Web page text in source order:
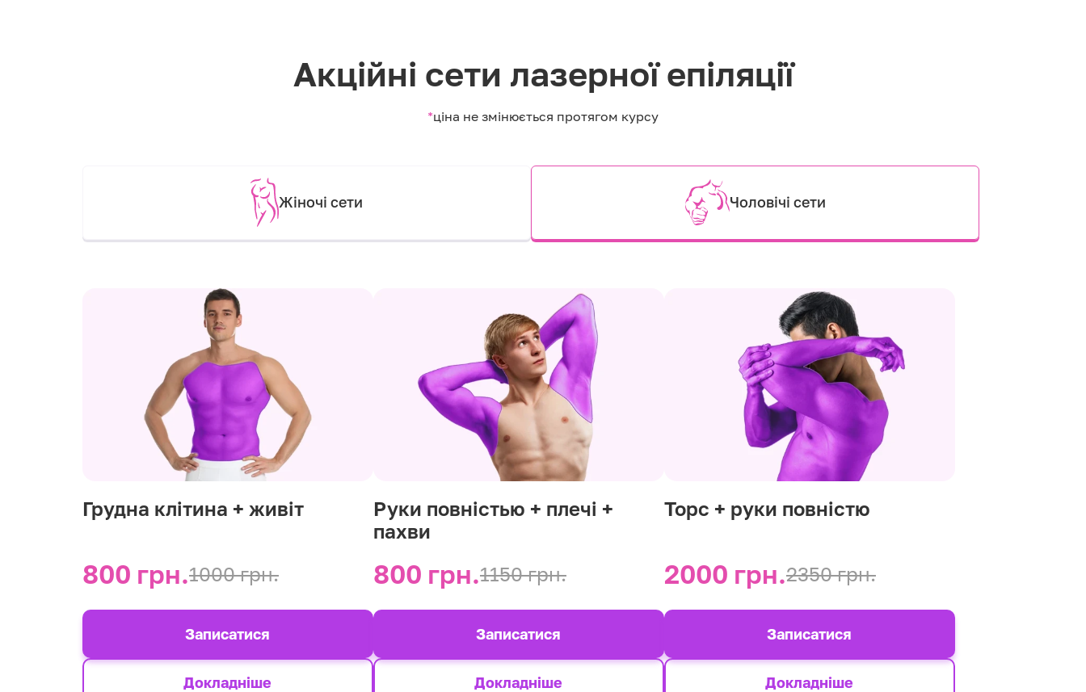
Акційні сети лазерної епіляції
*ціна не змінюється протягом курсу
Жіночі сети Чоловічі сети
Грудна клітина + живіт
800 грн.1000 грн.
Докладніше
Записатися
Руки повністью + плечі +
пахви
800 грн.1150 грн.
Докладніше
Записатися
Торс + руки повністю
2000 грн.2350 грн.
Докладніше
Записатися